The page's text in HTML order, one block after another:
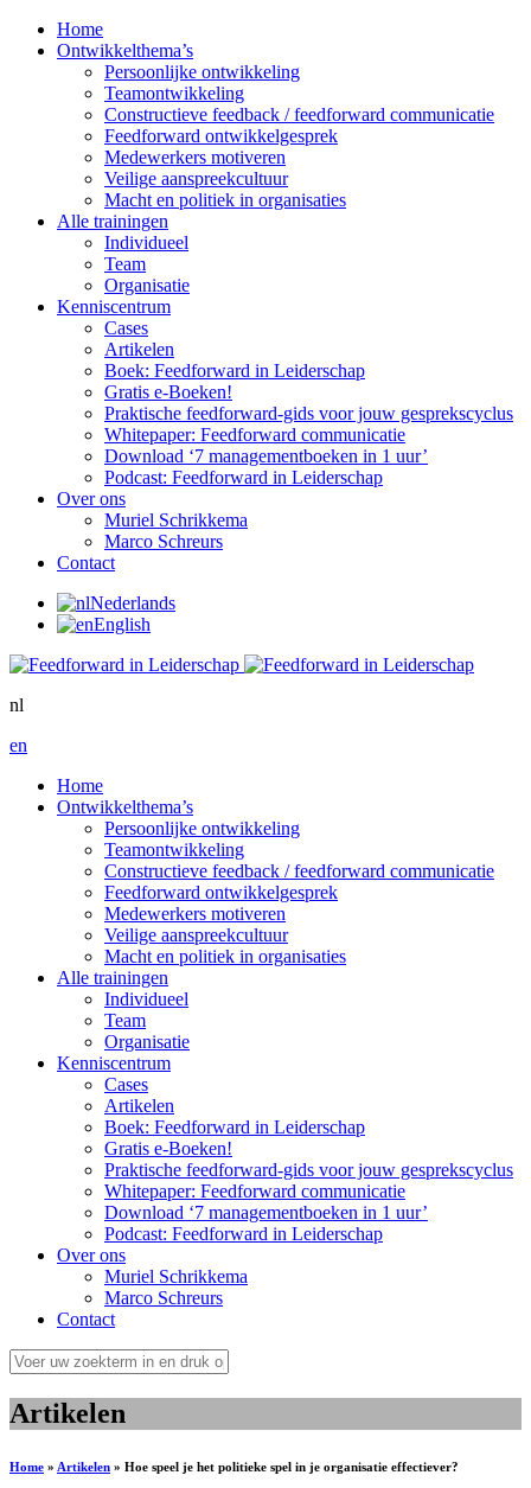
Home
Ontwikkelthema’s
Persoonlijke ontwikkeling
Teamontwikkeling
Constructieve feedback / feedforward communicatie
Feedforward ontwikkelgesprek
Medewerkers motiveren
Veilige aanspreekcultuur
Macht en politiek in organisaties
Alle trainingen
Individueel
Team
Organisatie
Kenniscentrum
Cases
Artikelen
Boek: Feedforward in Leiderschap
Gratis e-Boeken!
Praktische feedforward-gids voor jouw gesprekscyclus
Whitepaper: Feedforward communicatie
Download ‘7 managementboeken in 1 uur’
Podcast: Feedforward in Leiderschap
Over ons
Muriel Schrikkema
Marco Schreurs
Contact
Nederlands
English
nl
en
Home
Ontwikkelthema’s
Persoonlijke ontwikkeling
Teamontwikkeling
Constructieve feedback / feedforward communicatie
Feedforward ontwikkelgesprek
Medewerkers motiveren
Veilige aanspreekcultuur
Macht en politiek in organisaties
Alle trainingen
Individueel
Team
Organisatie
Kenniscentrum
Cases
Artikelen
Boek: Feedforward in Leiderschap
Gratis e-Boeken!
Praktische feedforward-gids voor jouw gesprekscyclus
Whitepaper: Feedforward communicatie
Download ‘7 managementboeken in 1 uur’
Podcast: Feedforward in Leiderschap
Over ons
Muriel Schrikkema
Marco Schreurs
Contact
Artikelen
Home » Artikelen » Hoe speel je het politieke spel in je organisatie effectiever?